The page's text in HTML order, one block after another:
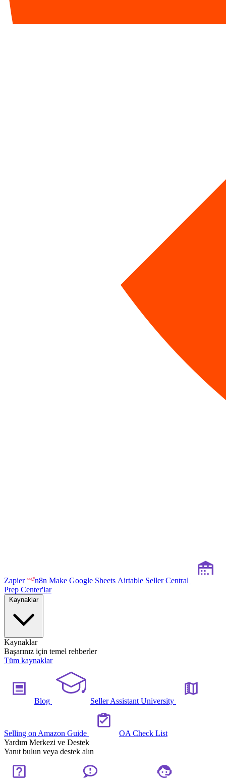
Zapier n8n Make Google Sheets Airtable Seller Central
Prep Center'lar
Kaynaklar
Kaynaklar
Başarınız için temel rehberler
Tüm kaynaklar
Blog Seller Assistant University
Selling on Amazon Guide
OA Check List
Yardım Merkezi ve Destek
Yanıt bulun veya destek alın